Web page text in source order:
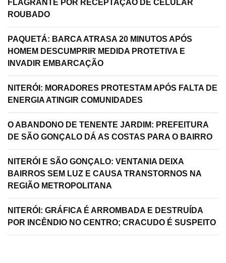
FLAGRANTE POR RECEPTAÇÃO DE CELULAR
ROUBADO
PAQUETÁ: BARCA ATRASA 20 MINUTOS APÓS
HOMEM DESCUMPRIR MEDIDA PROTETIVA E
INVADIR EMBARCAÇÃO
NITERÓI: MORADORES PROTESTAM APÓS FALTA DE
ENERGIA ATINGIR COMUNIDADES
O ABANDONO DE TENENTE JARDIM: PREFEITURA
DE SÃO GONÇALO DÁ AS COSTAS PARA O BAIRRO
NITERÓI E SÃO GONÇALO: VENTANIA DEIXA
BAIRROS SEM LUZ E CAUSA TRANSTORNOS NA
REGIÃO METROPOLITANA
NITERÓI: GRÁFICA É ARROMBADA E DESTRUÍDA
POR INCÊNDIO NO CENTRO; CRACUDO É SUSPEITO